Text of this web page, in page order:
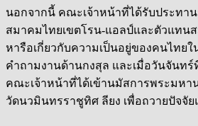
นอกจากนี้ คณะเจ้าหน้าที่ได้รับประทา
สมาคมไทยเขตโรน-แอลป์และตัวแทน
หารือเกี่ยวกับความเป็นอยู่ของคนไทย
คำถามงานด้านกงสุล และเมื่อวันจันทร์
คณะเจ้าหน้าที่ได้เข้านมัสการพระมหา
วัดนวมินทรราชูทิศ ลียง เพื่อถวายปัจจั